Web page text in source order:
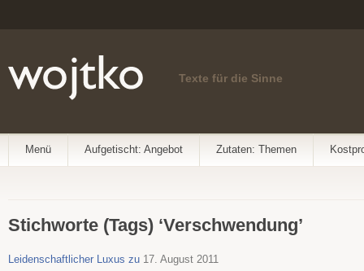
Texte für die Sinne
Menü Aufgetischt: Angebot Zutaten: Themen
Stichworte (Tags) ‘Verschwendung’
Leidenschaftlicher Luxus zu 17. August 2011